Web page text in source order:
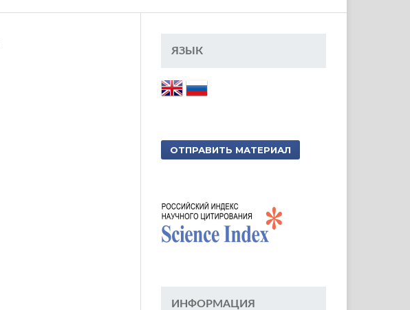
ЯЗЫК
ОТПРАВИТЬ МАТЕРИАЛ
ИНФОРМАЦИЯ